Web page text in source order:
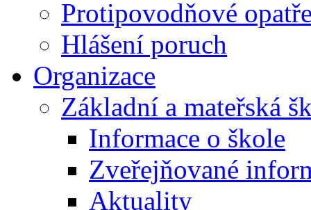
Protipovodňové
Hlášení poruch
Organizace
Základní a mateřská
Informace o škole
Zveřejňované
Aktuality